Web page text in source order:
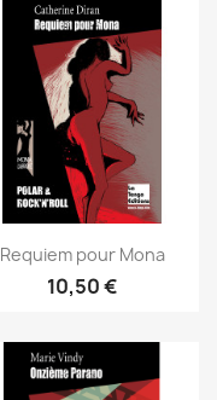
Requiem pour Mona
10,50 €